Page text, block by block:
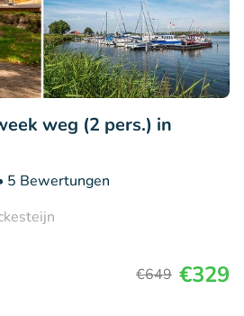
weg (2 pers.) in
5 Bewertungen
€649 €329